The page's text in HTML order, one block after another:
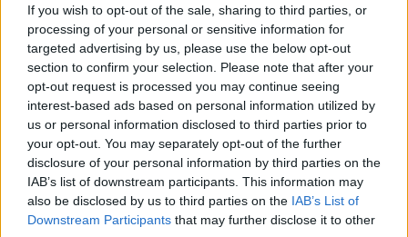
If you wish to opt-out of the sale, sharing to third parties, or
processing of your personal or sensitive information for
targeted advertising by us, please use the below opt-out
section to confirm your selection. Please note that after your
opt-out request is processed you may continue seeing
interest-based ads based on personal information utilized by
us or personal information disclosed to third parties prior to
your opt-out. You may separately opt-out of the further
disclosure of your personal information by third parties on the
IAB’s list of downstream participants. This information may
also be disclosed by us to third parties on the IAB’s List of
Downstream Participants that may further disclose it to other
την προσωπική ανάπτυξη και την επίτευξη κάθε σημαντικού
στόχου.